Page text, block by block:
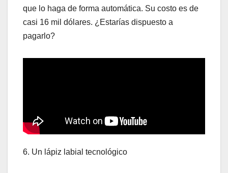
que lo haga de forma automática. Su costo es de
casi 16 mil dólares. ¿Estarías dispuesto a
pagarlo?
6. Un lápiz labial tecnológico